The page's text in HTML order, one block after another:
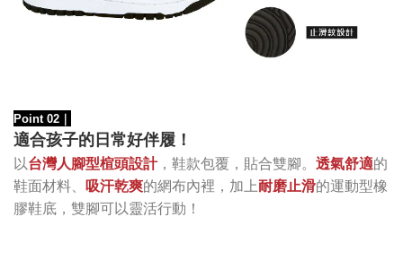
Point 02 ｜
適合孩子的日常好伴履！
以台灣人腳型楦頭設計，鞋款包覆，貼合雙腳。 透氣舒適的
鞋面材料、
吸汗乾爽的網布內裡，加上耐磨止滑的運動型橡
膠鞋底 ，雙腳可以靈活行動！